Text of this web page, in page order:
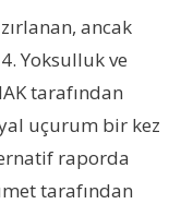
ancak
Yoksulluk ve
tarafından
uçurum bir kez
raporda
tarafından